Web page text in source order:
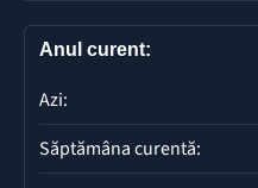
Anul curent:
Azi:
Săptămâna curentă: